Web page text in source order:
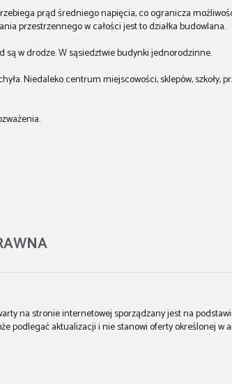
prąd średniego napięcia, co ogranicza
przestrzennego w całości jest to działka budowlana.
są w drodze. W sąsiedztwie budynki jednorodzinne.
Niedaleko centrum miejscowości, sklepów, szkoły,
na stronie internetowej sporządzany jest na
podlegać aktualizacji i nie stanowi oferty określonej w